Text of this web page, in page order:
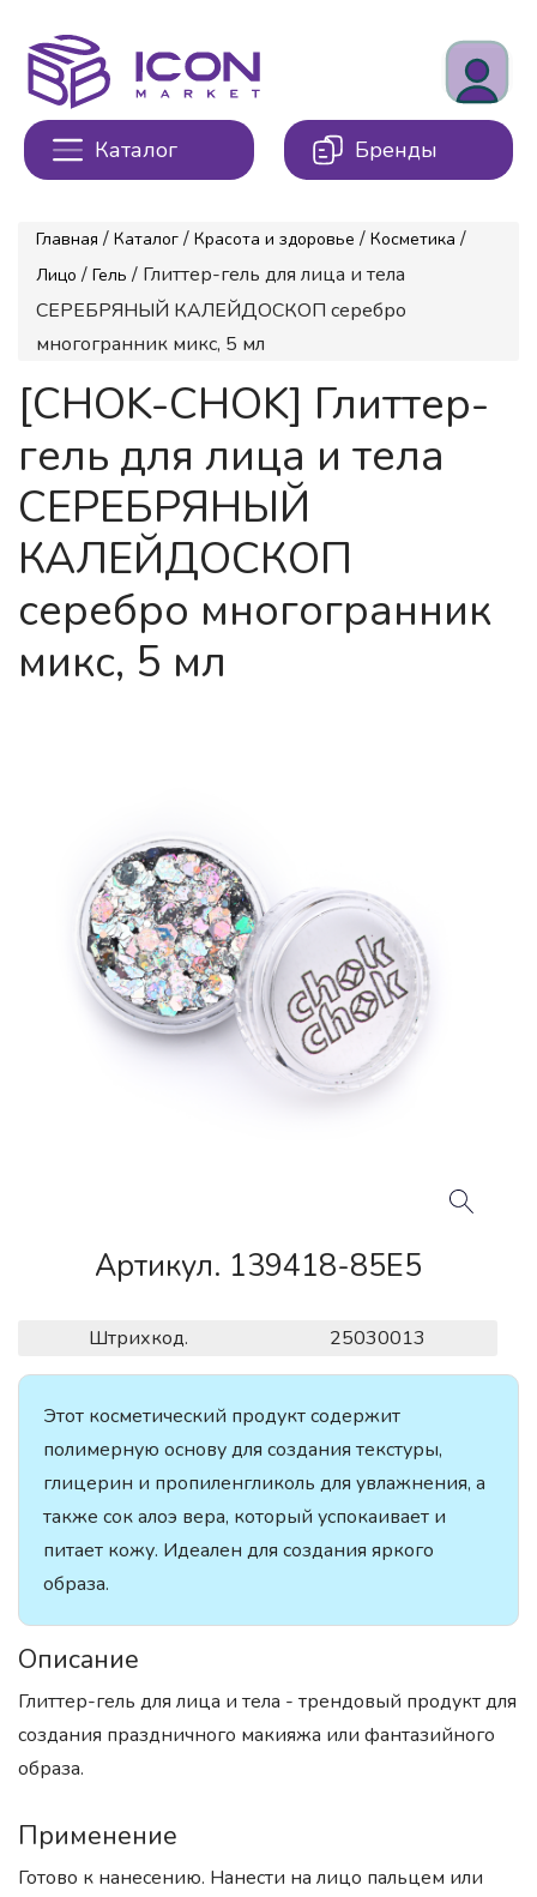
Каталог Бренды
Главная / Каталог / Красота и здоровье / Косметика /
Лицо / Гель / Глиттер-гель для лица и тела
СЕРЕБРЯНЫЙ КАЛЕЙДОСКОП серебро
многогранник микс, 5 мл
[CHOK-CHOK] Глиттер-
гель для лица и тела
СЕРЕБРЯНЫЙ
КАЛЕЙДОСКОП
серебро многогранник
микс, 5 мл
Артикул. 139418-85E5
Штрихкод. 25030013
Этот косметический продукт содержит
полимерную основу для создания текстуры,
глицерин и пропиленгликоль для увлажнения, а
также сок алоэ вера, который успокаивает и
питает кожу. Идеален для создания яркого
образа.
Описание
Глиттер-гель для лица и тела - трендовый продукт для
создания праздничного макияжа или фантазийного
образа.
Применение
Готово к нанесению. Нанести на лицо пальцем или